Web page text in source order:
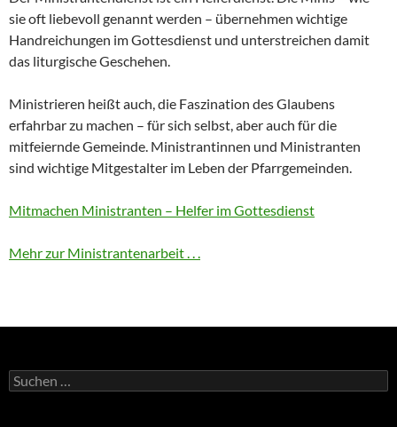
sie oft liebevoll genannt werden – übernehmen wichtige
Handreichungen im Gottesdienst und unterstreichen damit
das liturgische Geschehen.
Ministrieren heißt auch, die Faszination des Glaubens
erfahrbar zu machen – für sich selbst, aber auch für die
mitfeiernde Gemeinde. Ministrantinnen und Ministranten
sind wichtige Mitgestalter im Leben der Pfarrgemeinden.
Mitmachen Ministranten – Helfer im Gottesdienst
Mehr zur Ministrantenarbeit . . .
Suchen
nach: